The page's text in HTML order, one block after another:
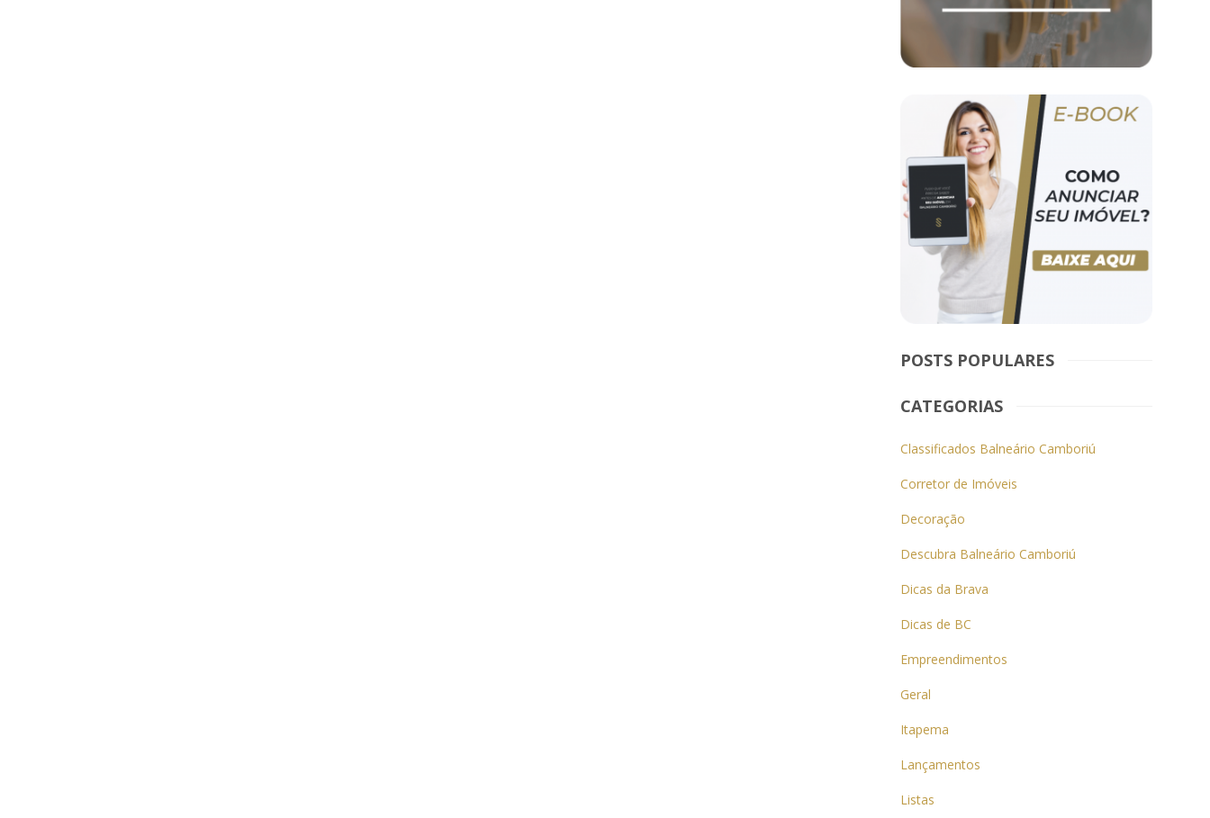
POSTS POPULARES
CATEGORIAS
Classificados Balneário Camboriú
Corretor de Imóveis
Decoração
Descubra Balneário Camboriú
Dicas da Brava
Dicas de BC
Empreendimentos
Geral
Itapema
Lançamentos
Listas